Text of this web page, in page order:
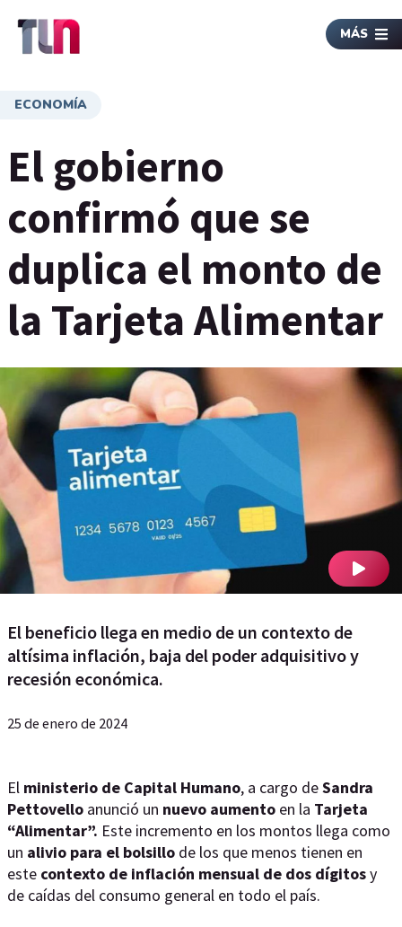
MÁS
ECONOMÍA
El gobierno
confirmó que se
duplica el monto de
la Tarjeta Alimentar
El beneficio llega en medio de un contexto de
altísima inflación, baja del poder adquisitivo y
recesión económica.
25 de enero de 2024
El ministerio de Capital Humano, a cargo deSandra
Pettovello anunció un nuevo aumento en la Tarjeta
“Alimentar”. Este incremento en los montos llega como
un alivio para el bolsillo de los que menos tienen en
este contexto de inflación mensual de dos dígitosy
de caídas del consumo general en todo el país.